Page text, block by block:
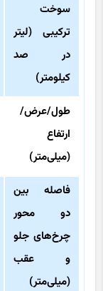
سوخت
ترکیبی (لیتر
در صد
کیلومتر)
طول/عرض/
ارتفاع
(میلی‌متر)
فاصله بین
دو محور
چرخ‌های جلو
و عقب
(میلی‌متر)